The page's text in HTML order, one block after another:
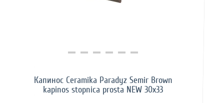
Купить в 1 клик
Капинос Ceramika Paradyz Semir Brown
kapinos stopnica prosta NEW 30х33